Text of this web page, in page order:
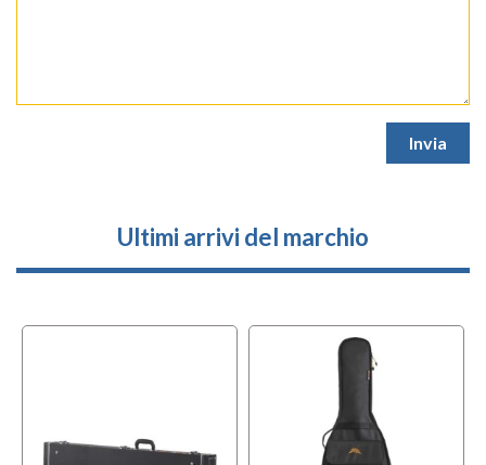
Ultimi arrivi del marchio